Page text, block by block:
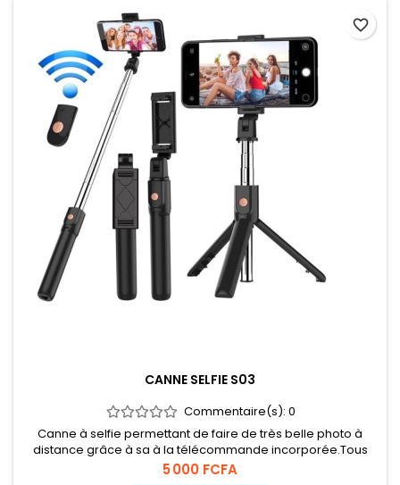
CANNE SELFIE S03
Commentaire(s): 0
Canne à selfie permettant de faire de très belle photo à
distance grâce à sa à la télécommande incorporée.Tous
types de téléphone compatible à iOS et android.
Prix
5 000 FCFA
favorite_border